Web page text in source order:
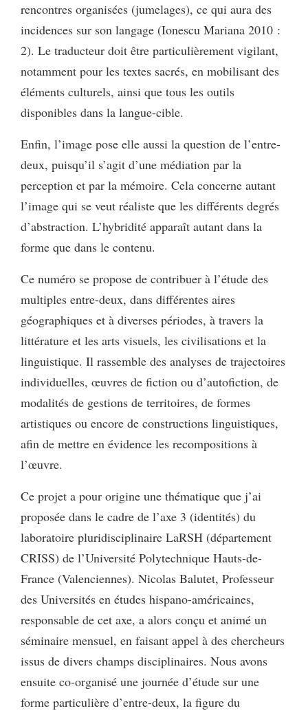
rencontres organisées (jumelages), ce qui aura des
incidences sur son langage (Ionescu Mariana 2010 :
2). Le traducteur doit être particulièrement vigilant,
notamment pour les textes sacrés, en mobilisant des
éléments culturels, ainsi que tous les outils
disponibles dans la langue-cible.
Enfin, l’image pose elle aussi la question de l’entre-
deux, puisqu’il s’agit d’une médiation par la
perception et par la mémoire. Cela concerne autant
l’image qui se veut réaliste que les différents degrés
d’abstraction. L’hybridité apparaît autant dans la
forme que dans le contenu.
Ce numéro se propose de contribuer à l’étude des
multiples entre-deux, dans différentes aires
géographiques et à diverses périodes, à travers la
littérature et les arts visuels, les civilisations et la
linguistique. Il rassemble des analyses de trajectoires
individuelles, œuvres de fiction ou d’autofiction, de
modalités de gestions de territoires, de formes
artistiques ou encore de constructions linguistiques,
afin de mettre en évidence les recompositions à
l’œuvre.
Ce projet a pour origine une thématique que j’ai
proposée dans le cadre de l’axe 3 (identités) du
laboratoire pluridisciplinaire LaRSH (département
CRISS) de l’Université Polytechnique Hauts-de-
France (Valenciennes). Nicolas Balutet, Professeur
des Universités en études hispano-américaines,
responsable de cet axe, a alors conçu et animé un
séminaire mensuel, en faisant appel à des chercheurs
issus de divers champs disciplinaires. Nous avons
ensuite co-organisé une journée d’étude sur une
forme particulière d’entre-deux, la figure du